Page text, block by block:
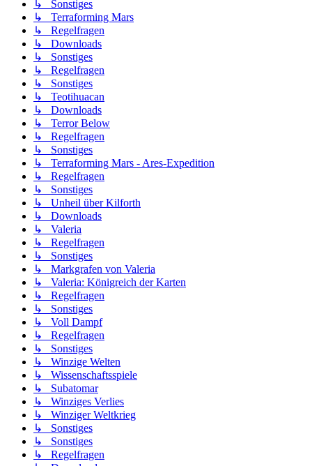
↳ Sonstiges
↳ Terraforming Mars
↳ Regelfragen
↳ Downloads
↳ Sonstiges
↳ Regelfragen
↳ Sonstiges
↳ Teotihuacan
↳ Downloads
↳ Terror Below
↳ Regelfragen
↳ Sonstiges
↳ Terraforming Mars - Ares-Expedition
↳ Regelfragen
↳ Sonstiges
↳ Unheil über Kilforth
↳ Downloads
↳ Valeria
↳ Regelfragen
↳ Sonstiges
↳ Markgrafen von Valeria
↳ Valeria: Königreich der Karten
↳ Regelfragen
↳ Sonstiges
↳ Voll Dampf
↳ Regelfragen
↳ Sonstiges
↳ Winzige Welten
↳ Wissenschaftsspiele
↳ Subatomar
↳ Winziges Verlies
↳ Winziger Weltkrieg
↳ Sonstiges
↳ Sonstiges
↳ Regelfragen